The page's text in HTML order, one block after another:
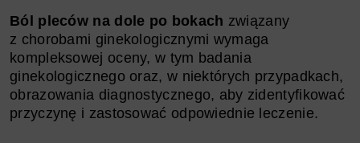
Ból pleców na dole po bokach związany
z chorobami ginekologicznymi wymaga
kompleksowej oceny, w tym badania
ginekologicznego oraz, w niektórych przypadkach,
obrazowania diagnostycznego, aby zidentyfikować
przyczynę i zastosować odpowiednie leczenie.